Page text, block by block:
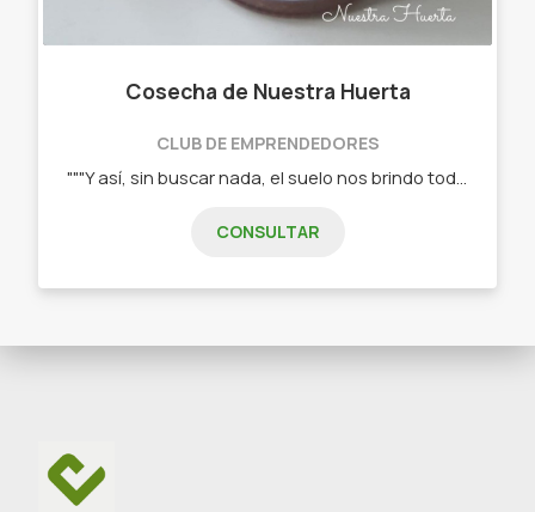
Cosecha de Nuestra Huerta
CLUB DE EMPRENDEDORES
CONSULTAR